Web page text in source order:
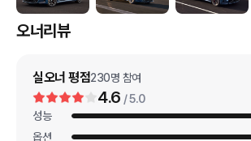
오너리뷰
실오너 평점230명 참여
4.6 / 5.0
성능
옵션